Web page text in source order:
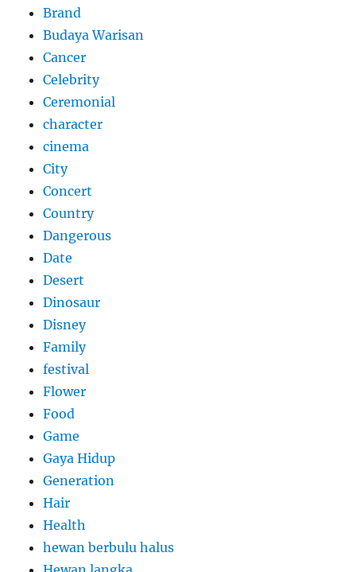
Brand
Budaya Warisan
Cancer
Celebrity
Ceremonial
character
cinema
City
Concert
Country
Dangerous
Date
Desert
Dinosaur
Disney
Family
festival
Flower
Food
Game
Gaya Hidup
Generation
Hair
Health
hewan berbulu halus